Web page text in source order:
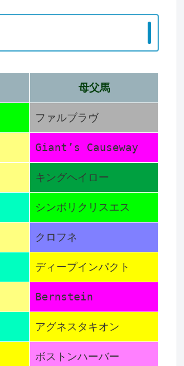
母父馬
ファルブラヴ
Giant’s Causeway
キングヘイロー
シンボリクリスエス
クロフネ
ディープインパクト
Bernstein
アグネスタキオン
ボストンハーバー